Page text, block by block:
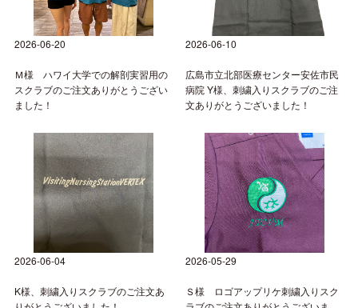
2026-06-20
Ｍ様 ハワイ大学での解剖実習用の
スクラブのご注文ありがとうござい
ました！
2026-06-10
広島市立北部医療センター安佐市民
病院 Y様、刺繍入りスクラブのご注
文ありがとうございました！
2026-06-04
K様、刺繍入りスクラブのご注文あ
2026-05-29
Ｓ様 ロゴアップリケ刺繍入りスク